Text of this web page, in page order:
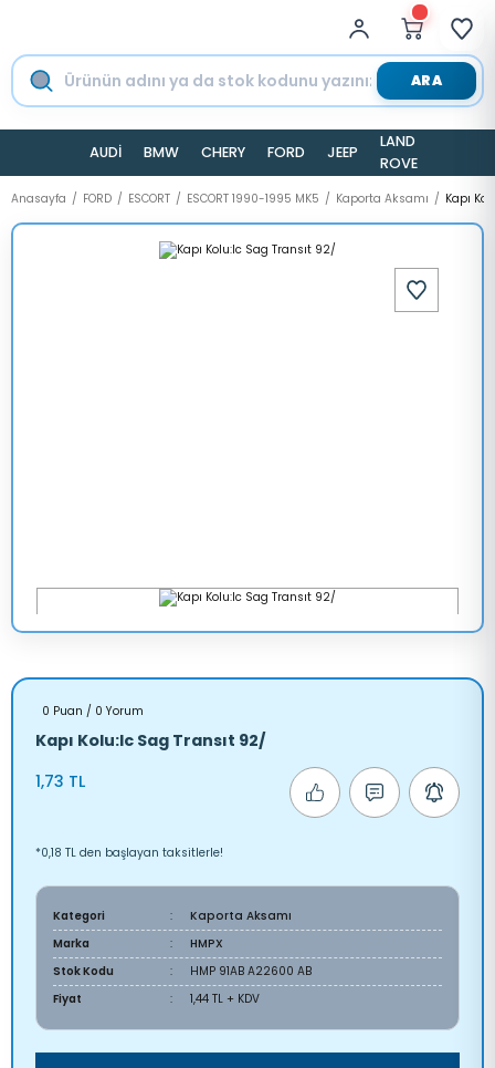
ARA
AUDİ BMW CHERY FORD JEEP
LAND
ROVER
Anasayfa FORD ESCORT ESCORT 1990-1995 MK5 Kaporta Aksamı Kapı
0 Puan / 0 Yorum
Kapı Kolu:Ic Sag Transıt 92/
1,73 TL
*0,18 TL den başlayan taksitlerle!
Kategori
Kaporta Aksamı
Marka
HMPX
Stok Kodu
HMP 91AB A22600 AB
Fiyat
1,44 TL + KDV